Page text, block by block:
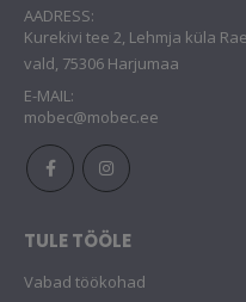
AADRESS:
Kurekivi tee 2, Lehmja küla Rae
vald, 75306 Harjumaa
E-MAIL:
mobec@mobec.ee
TULE TÖÖLE
Vabad töökohad